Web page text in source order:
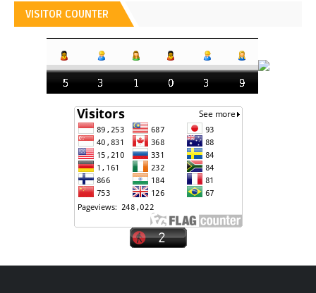
VISITOR COUNTER